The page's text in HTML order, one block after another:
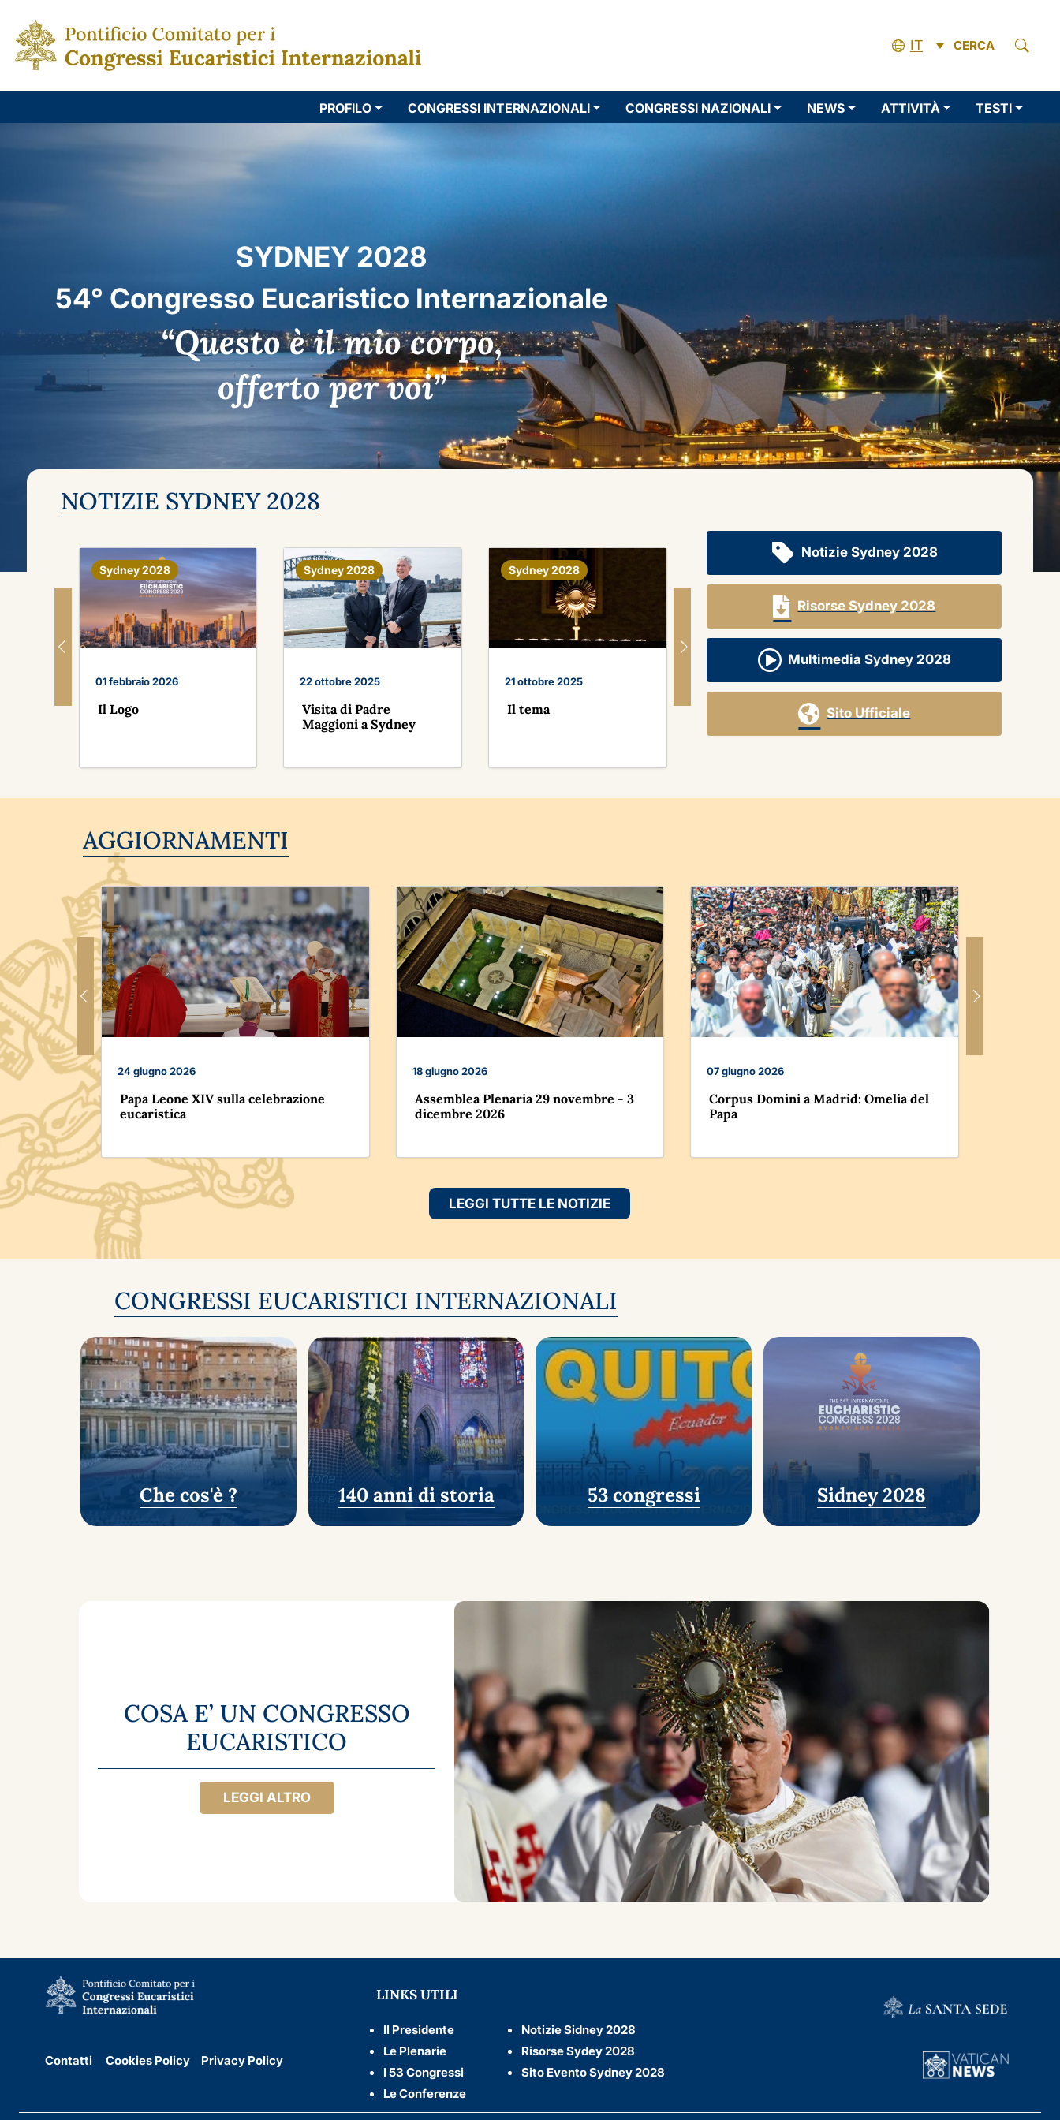
IT CERCA
PROFILO CONGRESSI INTERNAZIONALI CONGRESSI NAZIONALI NEWS ATTIVITÀ TESTI
SYDNEY 2028
54° Congresso Eucaristico Internazionale
“Questo è il mio corpo,
offerto per voi”
NOTIZIE SYDNEY 2028
Sydney 2028
01 febbraio 2026
Il Logo
Sydney 2028
22 ottobre 2025
Visita di Padre
Maggioni a Sydney
Sydney 2028
21 ottobre 2025
Il tema
20 ottobre 2024
L'Eucarestia nella
Chiesa di Sydney
Notizie Sydney 2028
Risorse Sydney 2028
Multimedia Sydney 2028
Sito Ufficiale
AGGIORNAMENTI
24 giugno 2026
Papa Leone XIV sulla celebrazione
eucaristica
18 giugno 2026
Assemblea Plenaria 29 novembre - 3
dicembre 2026
07 giugno 2026
Corpus Domini a Madrid: Omelia del
Papa
LEGGI TUTTE LE NOTIZIE
CONGRESSI EUCARISTICI INTERNAZIONALI
Che cos'è ? 140 anni di storia 53 congressi Sidney 2028
COSA E’ UN CONGRESSO
EUCARISTICO
LEGGI ALTRO
Contatti Cookies Policy Privacy Policy
LINKS UTILI
Il Presidente
Le Plenarie
I 53 Congressi
Le Conferenze
Notizie Sidney 2028
Risorse Sydey 2028
Sito Evento Sydney 2028